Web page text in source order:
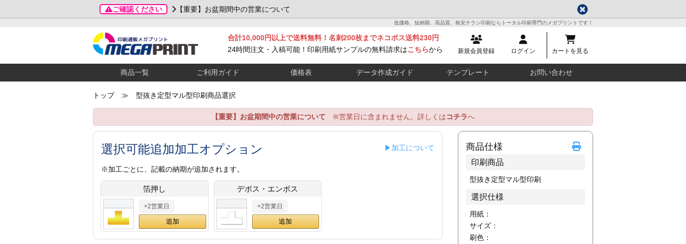
ご確認ください 【重要】お盆期間中の営業について
低価格、短納期、高品質、格安チラシ印刷ならトータル印刷専門のメガプリントです！
新規会員登録 ログイン カートを見る
合計10,000円以上で送料無料！名刺200枚までネコポス送料230円
24時間注文・入稿可能！印刷用紙サンプルの無料請求はこちらから
商品一覧 ご利用ガイド 価格表 データ作成ガイド テンプレート お問い合わせ
トップ≫ 型抜き定型マル型印刷商品選択
【重要】お盆期間中の営業について ※営業日に含まれません。詳しくはコチラへ
選択可能追加加工オプション ▶加工について
※加工ごとに、記載の納期が追加されます。
箔押し
+2営業日
デボス・エンボス
+2営業日
商品仕様
印刷商品
型抜き定型マル型印刷
選択仕様
用紙：
サイズ：
刷色：